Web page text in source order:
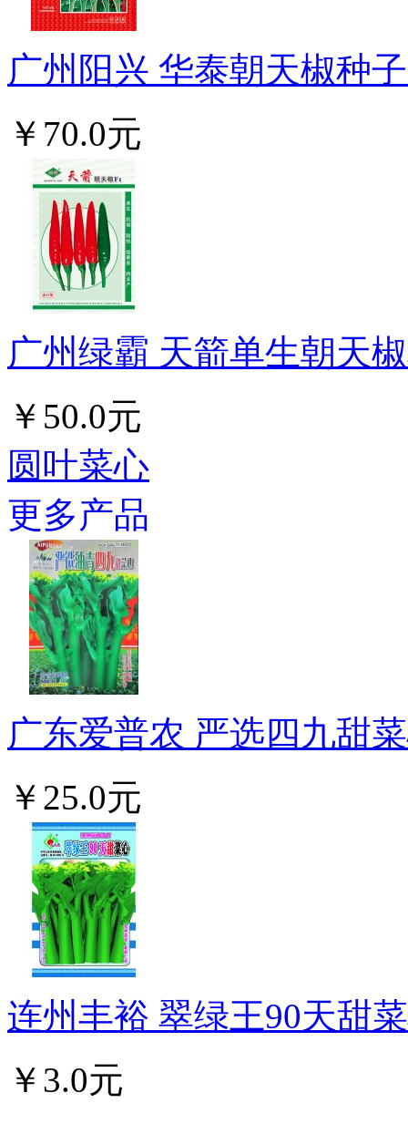
广州阳兴 华泰朝天椒种
￥70.0元
广州绿霸 天箭单生朝天
￥50.0元
圆叶菜心
更多产品
广东爱普农 严选四九甜
￥25.0元
连州丰裕 翠绿王90天甜
￥3.0元